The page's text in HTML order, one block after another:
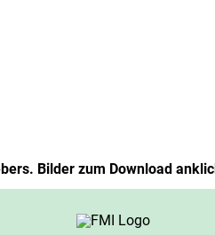
Bilder zum Download